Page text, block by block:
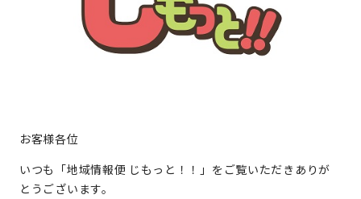
お客様各位
いつも「地域情報便 じもっと！！」をご覧いただきありが
とうございます。